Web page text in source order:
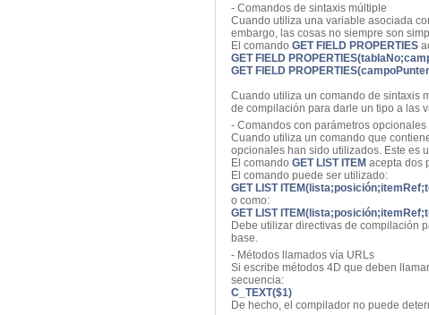
- Comandos de sintaxis múltiple
Cuando utiliza una variable asociada
embargo, las cosas no siempre son
El comando GET FIELD PROPERTIES
GET FIELD
GET FIELD
Cuando utiliza un comando de sintaxis
de compilación para darle un tipo a las
- Comandos con parámetros
Cuando utiliza un comando que
opcionales han sido utilizados. Este es
El comando GET LIST ITEM acepta dos
El comando puede ser utilizado:
GET LIST
o como:
GET LIST
Debe utilizar directivas de compilación
base.
- Métodos llamados vía URLs
Si escribe métodos 4D que deben
secuencia:
C_TEXT($1)
De hecho, el compilador no puede